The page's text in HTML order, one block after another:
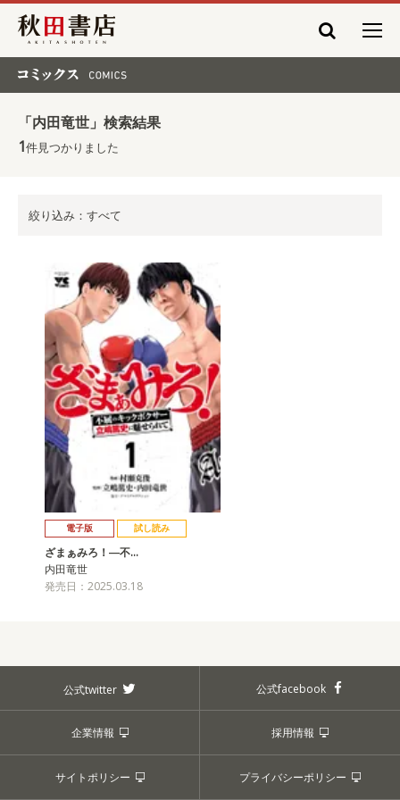
秋田書店
「内田竜世」検索結果
1件見つかりました
絞り込み：すべて
電子版 試し読み
ざまぁみろ！―不…
内田竜世
発売日：2025.03.18
公式twitter 公式facebook
企業情報 採用情報
サイトポリシー プライバシーポリシー